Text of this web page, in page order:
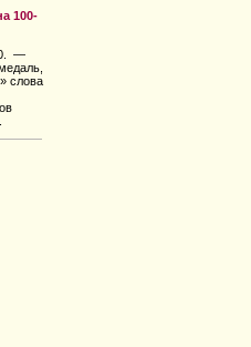
100-
—
слова